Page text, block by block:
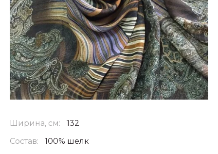
Ширина, см:
132
Состав:
100% шелк